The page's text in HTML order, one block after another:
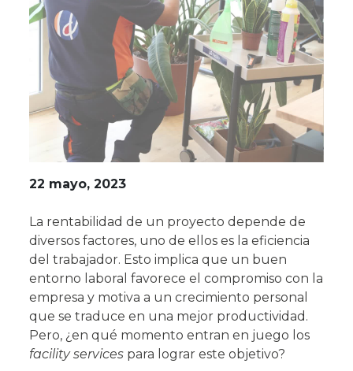
22 mayo, 2023
La rentabilidad de un proyecto depende de
diversos factores, uno de ellos es la eficiencia
del trabajador. Esto implica que un buen
entorno laboral favorece el compromiso con la
empresa y motiva a un crecimiento personal
que se traduce en una mejor productividad.
Pero, ¿en qué momento entran en juego los
facility services para lograr este objetivo?